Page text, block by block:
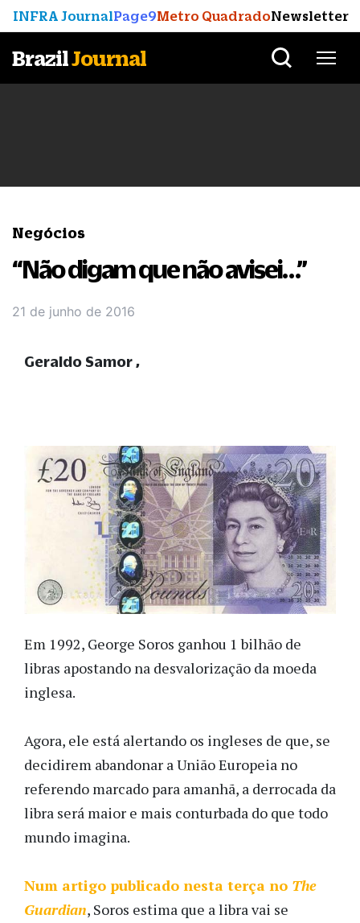
INFRA JournalPage9Metro QuadradoNewsletter
BrazilJournal
Negócios
“Não digam que não avisei…”
21 de junho de 2016
Em 1992, George Soros ganhou 1 bilhão de
libras apostando na desvalorização da moeda
inglesa.
Agora, ele está alertando os ingleses de que, se
decidirem abandonar a União Europeia no
referendo marcado para amanhã, a derrocada da
libra será maior e mais conturbada do que todo
mundo imagina.
Num artigo publicado nesta terça no The
Guardian, Soros estima que a libra vai se
Geraldo Samor